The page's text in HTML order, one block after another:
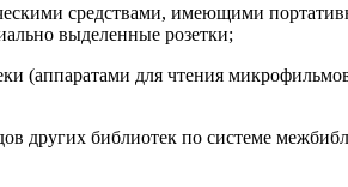
средствами, имеющими
выделенные розетки;
(аппаратами для чтения
других библиотек по системе